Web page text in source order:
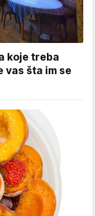
koje treba
vas šta im se